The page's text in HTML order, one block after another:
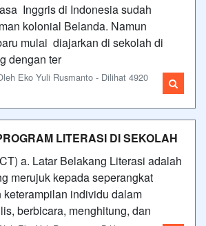
Inggris di Indonesia sudah
kolonial Belanda. Namun
mulai diajarkan di sekolah di
dengan ter
Eko Yuli Rusmanto - Dilihat 4920
LITERASI DI SEKOLAH
a. Latar Belakang Literasi adalah
merujuk kepada seperangkat
keterampilan individu dalam
berbicara, menghitung, dan